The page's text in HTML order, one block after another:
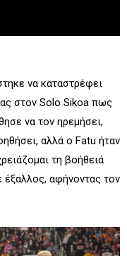
να καταστρέφει
στον Solo Sikoa πως
να τον ηρεμήσει,
αλλά ο Fatu ήταν
τη βοήθειά
αφήνοντας τον